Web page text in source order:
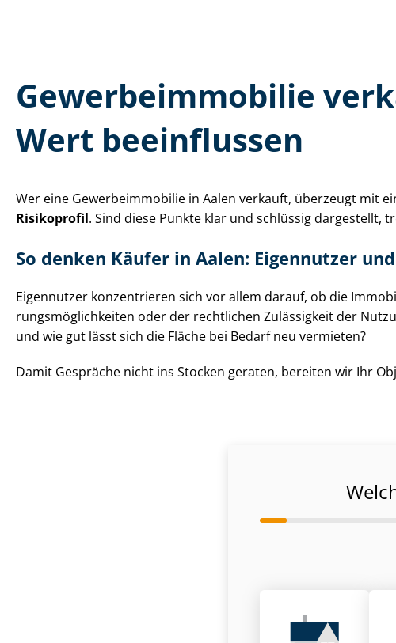
Ge­wer­be­im­mo­bi­lie
Wert beeinflussen
Wer eine Ge­wer­be­im­mo­bi­lie in Aalen verkauft, überzeugt mit
Risikoprofil. Sind diese Punkte klar und schlüssig dargestellt,
So denken Käufer in Aalen: Eigennutzer
Eigennutzer konzentrieren sich vor allem darauf, ob die
rungs­mög­lich­kei­ten oder der rechtlichen Zulässigkeit der
und wie gut lässt sich die Fläche bei Bedarf neu vermieten?
Damit Gespräche nicht ins Stocken geraten, bereiten wir Ihr